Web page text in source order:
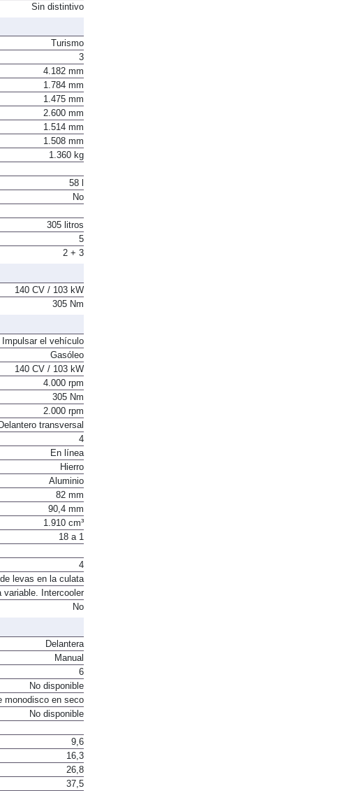
Sin distintivo
Turismo
3
4.182 mm
1.784 mm
1.475 mm
2.600 mm
1.514 mm
1.508 mm
1.360 kg
58 l
No
305 litros
5
2 + 3
140 CV / 103 kW
305 Nm
Impulsar el vehículo
Gasóleo
140 CV / 103 kW
4.000 rpm
305 Nm
2.000 rpm
Delantero transversal
4
En línea
Hierro
Aluminio
82 mm
90,4 mm
1.910 cm³
18 a 1
4
levas en la culata
variable. Intercooler
No
Delantera
Manual
6
No disponible
monodisco en seco
No disponible
9,6
16,3
26,8
37,5